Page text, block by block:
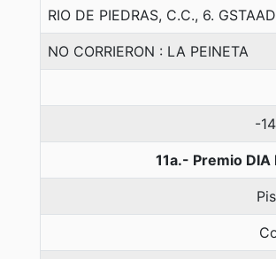
RIO DE PIEDRAS, C.C., 6.
NO CORRIERON : LA PEINETA
-
11a.- Premio DIA